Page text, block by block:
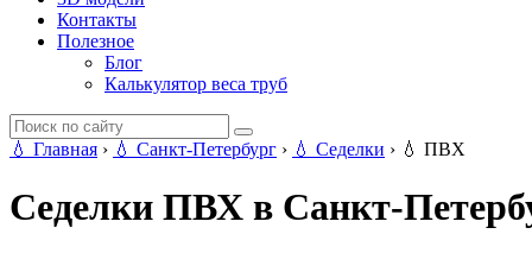
Контакты
Полезное
Блог
Калькулятор веса труб
💧 Главная › 💧 Санкт-Петербург › 💧 Седелки › 💧 ПВХ
Седелки ПВХ в Санкт-